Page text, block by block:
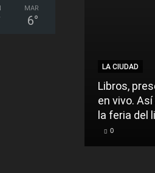
MAR
6°
LA CIUDAD
Libros,
en vivo.
la feria del
0